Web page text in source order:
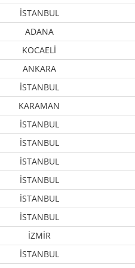
İSTANBUL
ADANA
KOCAELİ
ANKARA
İSTANBUL
KARAMAN
İSTANBUL
İSTANBUL
İSTANBUL
İSTANBUL
İSTANBUL
İSTANBUL
İZMİR
İSTANBUL